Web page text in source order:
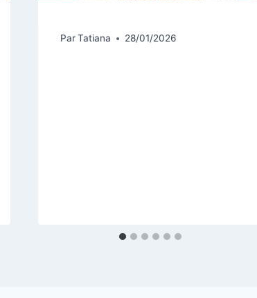
Par Tatiana 28/01/2026